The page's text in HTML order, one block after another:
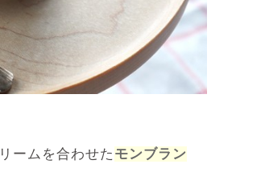
ームを合わせた モンブラン